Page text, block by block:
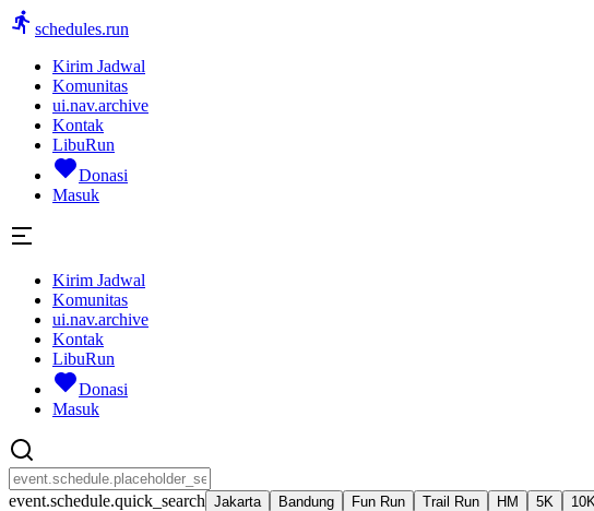
schedules.run
Kirim Jadwal
Komunitas
ui.nav.archive
Kontak
LibuRun
Donasi
Masuk
Kirim Jadwal
Komunitas
ui.nav.archive
Kontak
LibuRun
Donasi
Masuk
event.schedule.quick_search Jakarta Bandung Fun Run Trail Run HM 5K